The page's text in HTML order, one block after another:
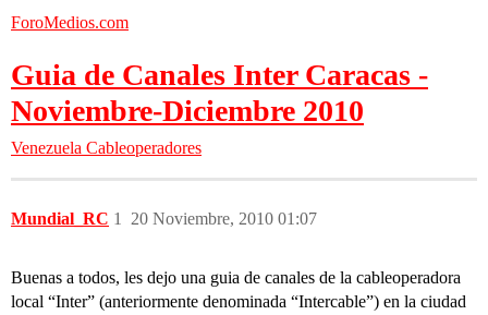
ForoMedios.com
Guia de Canales Inter Caracas -
Noviembre-Diciembre 2010
Venezuela Cableoperadores
Mundial_RC 20 Noviembre, 2010 01:07
1
Buenas a todos, les dejo una guia de canales de la cableoperadora
local “Inter” (anteriormente denominada “Intercable”) en la ciudad